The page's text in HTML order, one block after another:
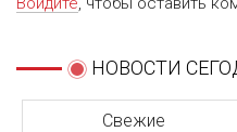
НОВОСТИ
Свежие